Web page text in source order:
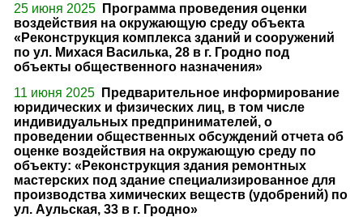
25 июня 2025
Программа проведения оценки
воздействия на окружающую среду объекта
«Реконструкция комплекса зданий и сооружений
по ул. Михася Василька, 28 в г. Гродно под
объекты общественного назначения»
11 июня 2025
Предварительное информирование
юридических и физических лиц, в том числе
индивидуальных предпринимателей, о
проведении общественных обсуждений отчета об
оценке воздействия на окружающую среду по
объекту: «Реконструкция здания ремонтных
мастерских под здание специализированное для
производства химических веществ (удобрений) по
ул. Аульская, 33 в г. Гродно»